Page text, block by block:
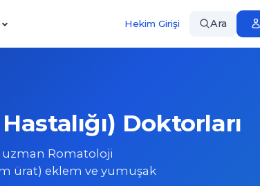
Hekim Girişi Ara
Doktorları
uzman Romatoloji
ürat) eklem ve yumuşak